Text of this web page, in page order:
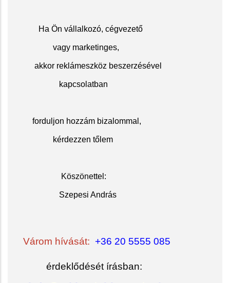
Ha Ön vállalkozó, cégvezető
vagy marketinges,
akkor reklámeszköz beszerzésével
kapcsolatban
forduljon hozzám bizalommal,
kérdezzen tőlem
Köszönettel:
Szepesi András
Várom hívását: +36 20 5555 085
érdeklődését írásban: